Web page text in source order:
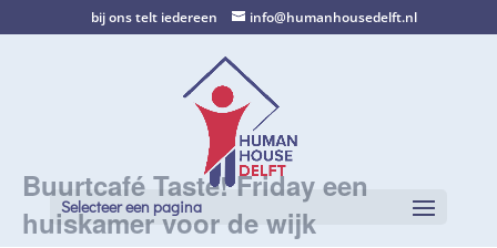
bij ons telt iedereen info@humanhousedelft.nl
Selecteer een pagina
Buurtcafé Taste! Friday een
huiskamer voor de wijk